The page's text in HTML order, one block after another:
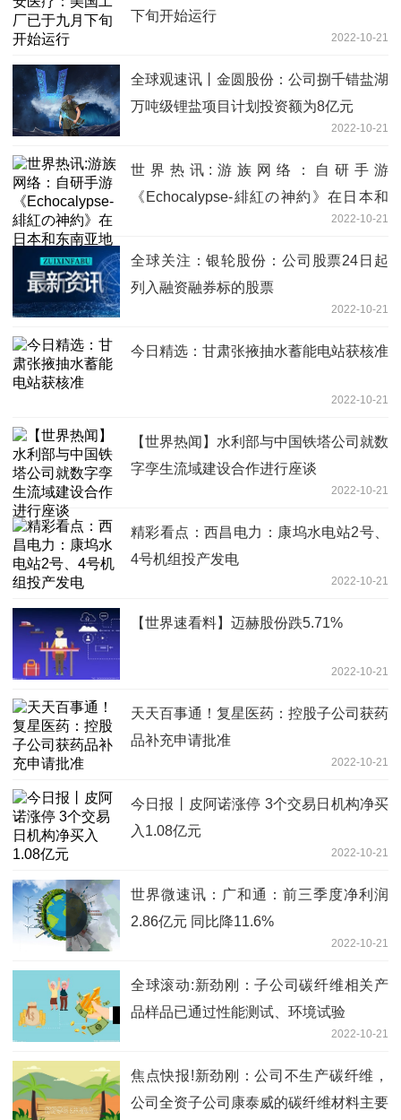
下旬开始运行
2022-10-21
全球观速讯丨金圆股份：公司捌千错盐湖
万吨级锂盐项目计划投资额为8亿元
2022-10-21
世界热讯:游族网络：自研手游
《Echocalypse-緋紅の神約》在日本和
2022-10-21
全球关注：银轮股份：公司股票24日起
列入融资融券标的股票
2022-10-21
今日精选：甘肃张掖抽水蓄能电站获核准
2022-10-21
【世界热闻】水利部与中国铁塔公司就数
字孪生流域建设合作进行座谈
2022-10-21
精彩看点：西昌电力：康坞水电站2号、
4号机组投产发电
2022-10-21
【世界速看料】迈赫股份跌5.71%
2022-10-21
天天百事通！复星医药：控股子公司获药
品补充申请批准
2022-10-21
今日报丨皮阿诺涨停 3个交易日机构净买
入1.08亿元
2022-10-21
世界微速讯：广和通：前三季度净利润
2.86亿元 同比降11.6%
2022-10-21
全球滚动:新劲刚：子公司碳纤维相关产
品样品已通过性能测试、环境试验
2022-10-21
焦点快报!新劲刚：公司不生产碳纤维，
公司全资子公司康泰威的碳纤维材料主要